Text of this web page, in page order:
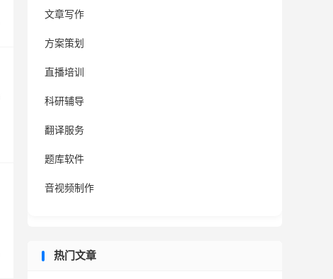
文章写作
方案策划
直播培训
科研辅导
翻译服务
题库软件
音视频制作
热门文章